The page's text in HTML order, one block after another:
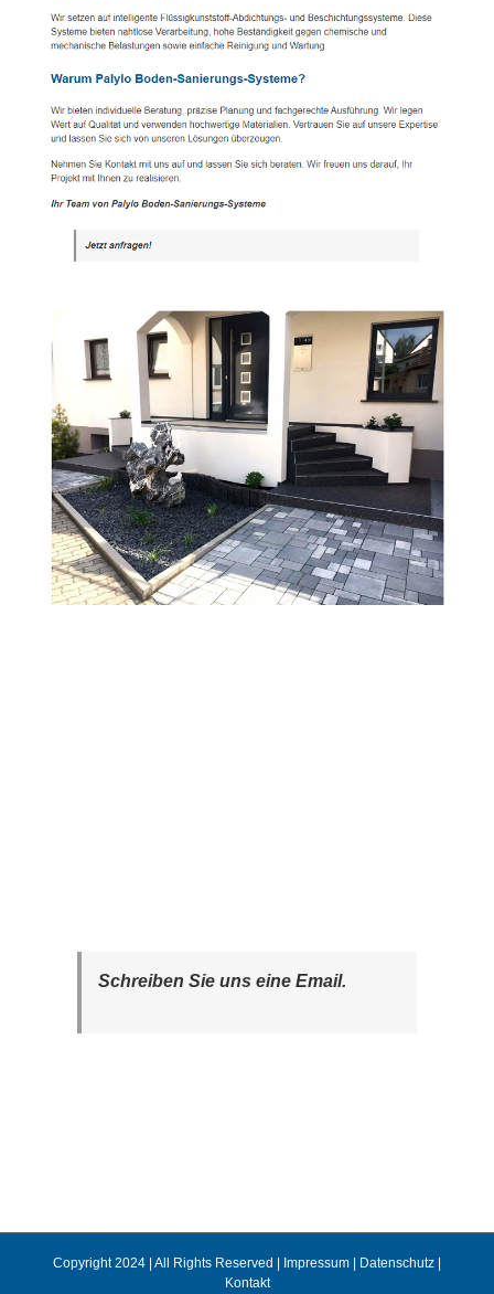
Schreiben Sie uns eine Email.
Copyright 2024 | All Rights Reserved | Impressum Datenschutz
Kontakt